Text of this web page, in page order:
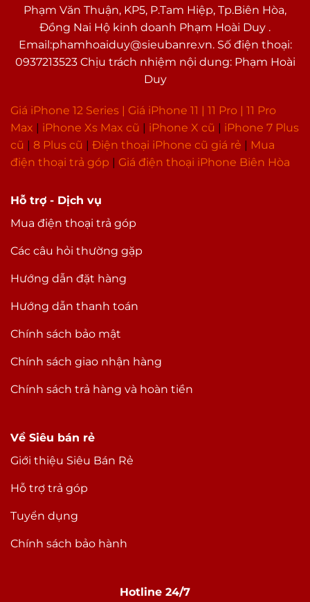
Hỗ trợ - Dịch vụ
Mua điện thoại trả góp
Các câu hỏi thường gặp
Hướng dẫn đặt hàng
Hướng dẫn thanh toán
Chính sách bảo mật
Chính sách giao nhận hàng
Chính sách trả hàng và hoàn tiền
Về Siêu bán rẻ
Giới thiệu Siêu Bán Rẻ
Hỗ trợ trả góp
Tuyển dụng
Chính sách bảo hành
Hotline 24/7
Phạm Văn Thuận, KP5, P.Tam Hiệp, Tp.Biên Hòa,
Đồng Nai Hộ kinh doanh Phạm Hoài Duy .
Email:phamhoaiduy@sieubanre.vn. Số điện thoại:
0937213523 Chịu trách nhiệm nội dung: Phạm Hoài
Duy
Giá iPhone 12 Series | Giá iPhone 11 11 Pro
11 Pro
Max
iPhone Xs Max cũ iPhone X cũ
iPhone 7 Plus
cũ
8 Plus cũ Điện thoại iPhone cũ giá rẻ
Mua
điện thoại trả góp
Giá điện thoại iPhone Biên Hòa